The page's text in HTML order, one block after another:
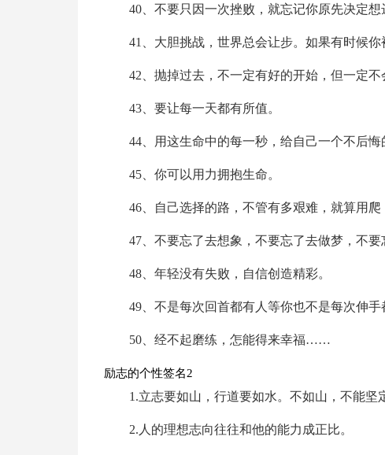
40、不要只因一次挫败，就忘记你原先决定想
41、大胆挑战，世界总会让步。如果有时候
42、抛掉过去，不一定有好的开始，但一定不
43、要让每一天都有所值。
44、用这生命中的每一秒，给自己一个不后悔
45、你可以用力拥抱生命。
46、自己选择的路，不管有多艰难，就算用爬
47、不要忘了去想象，不要忘了去做梦，不要
48、年轻没有失败，自信创造精彩。
49、不是每次回首都有人等你也不是每次伸手
50、经不起磨练，怎能得来幸福……
励志的个性签名2
1.立志要如山，行道要如水。不如山，不能坚
2.人的理想志向往往和他的能力成正比。